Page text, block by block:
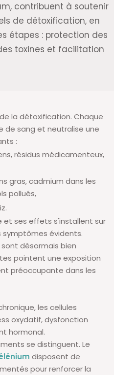
contribuent à soutenir
de détoxification, en
étapes : protection des
toxines et facilitation
la détoxification. Chaque
de sang et neutralise une
:
résidus médicamenteux,
gras, cadmium dans les
pollués,
et ses effets s'installent sur
symptômes évidents.
désormais bien
pointent une exposition
préoccupante dans les
les cellules
oxydatif, dysfonction
hormonal.
se distinguent. Le
disposent de
pour renforcer la